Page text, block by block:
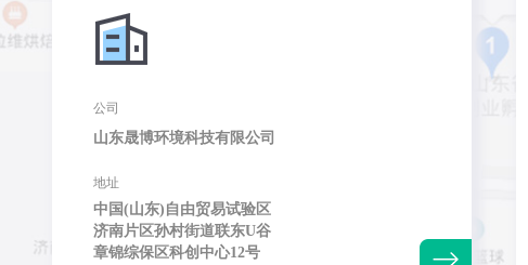
公司
山东晟博环境科技有限公司
地址
中国(山东)自由贸易试验区
济南片区孙村街道联东U谷
章锦综保区科创中心12号